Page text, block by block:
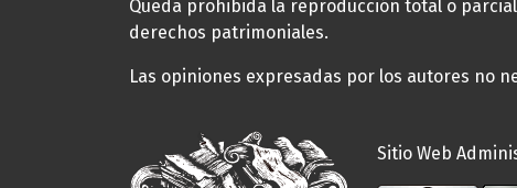
Queda prohibida la reproducción total o
derechos patrimoniales.
Las opiniones expresadas por los autores no
Sitio Web